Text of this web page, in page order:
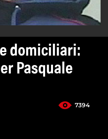
domiciliari:
Pasquale
7394